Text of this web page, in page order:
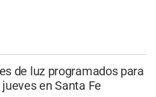
de luz programados para
en Santa Fe